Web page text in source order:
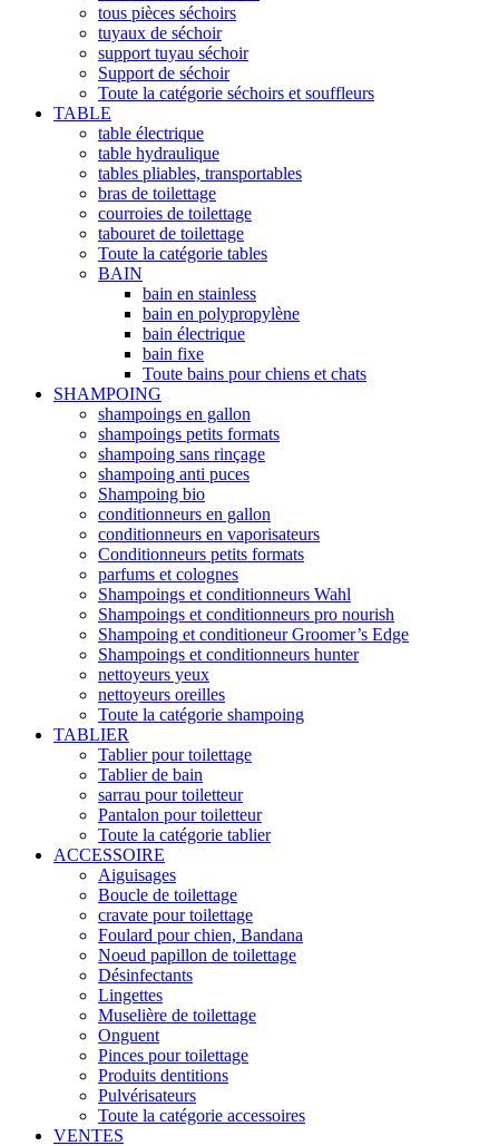
tous pièces séchoirs
tuyaux de séchoir
support tuyau séchoir
Support de séchoir
Toute la catégorie séchoirs et souffleurs
TABLE
table électrique
table hydraulique
tables pliables, transportables
bras de toilettage
courroies de toilettage
tabouret de toilettage
Toute la catégorie tables
BAIN
bain en stainless
bain en polypropylène
bain électrique
bain fixe
Toute bains pour chiens et chats
SHAMPOING
shampoings en gallon
shampoings petits formats
shampoing sans rinçage
shampoing anti puces
Shampoing bio
conditionneurs en gallon
conditionneurs en vaporisateurs
Conditionneurs petits formats
parfums et colognes
Shampoings et conditionneurs Wahl
Shampoings et conditionneurs pro nourish
Shampoing et conditioneur Groomer’s Edge
Shampoings et conditionneurs hunter
nettoyeurs yeux
nettoyeurs oreilles
Toute la catégorie shampoing
TABLIER
Tablier pour toilettage
Tablier de bain
sarrau pour toiletteur
Pantalon pour toiletteur
Toute la catégorie tablier
ACCESSOIRE
Aiguisages
Boucle de toilettage
cravate pour toilettage
Foulard pour chien, Bandana
Noeud papillon de toilettage
Désinfectants
Lingettes
Muselière de toilettage
Onguent
Pinces pour toilettage
Produits dentitions
Pulvérisateurs
Toute la catégorie accessoires
VENTES